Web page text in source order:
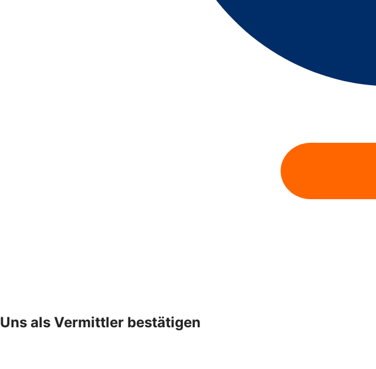
Uns als Vermittler bestätigen